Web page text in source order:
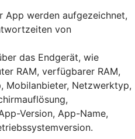
App werden aufgezeichnet,
von
das Endgerät, wie
RAM, verfügbarer RAM,
Mobilanbieter, Netzwerktyp,
Version, App-Name,